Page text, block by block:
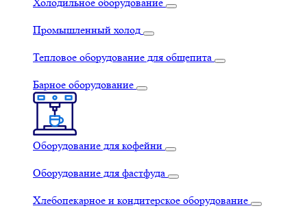
Промышленный холод
Тепловое оборудование для общепита
Барное оборудование
Оборудование для кофейни
Оборудование для фастфуда
Хлебопекарное и кондитерское оборудование